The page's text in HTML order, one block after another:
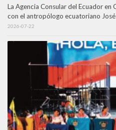
La Agencia Consular del Ecuador
con el antropólogo ecuatoriano
2026-07-22